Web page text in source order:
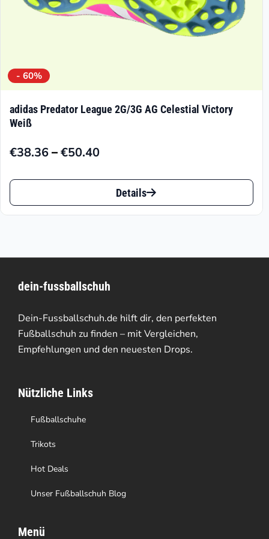
- 60%
adidas Predator League 2G/3G AG Celestial Victory
Weiß
€38.36–€50.40
Preisspanne:
€38.36
€50.40
Dieses
Produkt
auf.
Die
Optionen
können
der
Produktseite
gewählt
werden
Details
dein-fussballschuh
Dein-Fussballschuh.de hilft dir, den perfekten
Fußballschuh zu finden – mit Vergleichen,
Empfehlungen und den neuesten Drops.
Nützliche Links
Fußballschuhe
Trikots
Hot Deals
Unser Fußballschuh Blog
Menü